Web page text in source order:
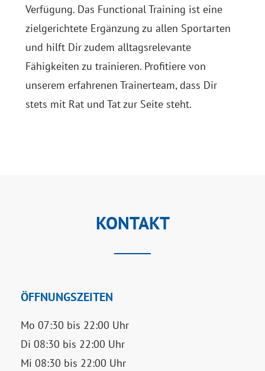
Verfügung. Das Functional Training ist eine
zielgerichtete Ergänzung zu allen Sportarten
und hilft Dir zudem alltagsrelevante
Fähigkeiten zu trainieren. Profitiere von
unserem erfahrenen Trainerteam, dass Dir
stets mit Rat und Tat zur Seite steht.
KONTAKT
ÖFFNUNGSZEITEN
Mo 07:30 bis 22:00 Uhr
Di 08:30 bis 22:00 Uhr
Mi 08:30 bis 22:00 Uhr